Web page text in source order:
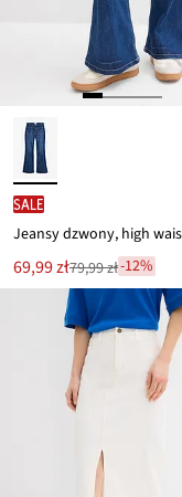
SALE
Nowa
cena
69,99 zł
Przeceniono
79,99 zł
79,99 zł-12%